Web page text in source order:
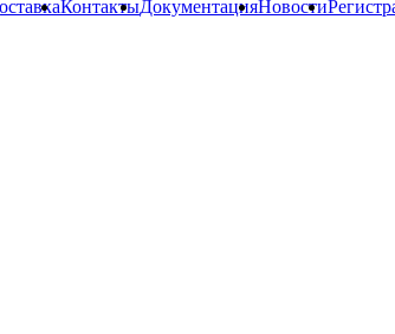
КонтактыДокументацияНовости